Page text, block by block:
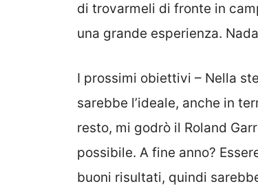
di trovarmeli di fronte in
una grande esperienza.
I prossimi obiettivi – Nella
sarebbe l’ideale, anche in
resto, mi godrò il Roland
possibile. A fine anno?
buoni risultati, quindi